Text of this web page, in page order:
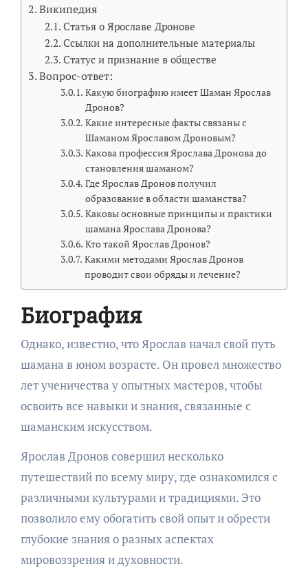
Википедия
Статья о Ярославе Дронове
Ссылки на дополнительные материалы
Статус и признание в обществе
Вопрос-ответ:
Какую биографию имеет Шаман Ярослав
Дронов?
Какие интересные факты связаны с
Шаманом Ярославом Дроновым?
Какова профессия Ярослава Дронова до
становления шаманом?
Где Ярослав Дронов получил
образование в области шаманства?
Каковы основные принципы и практики
шамана Ярослава Дронова?
Кто такой Ярослав Дронов?
Какими методами Ярослав Дронов
проводит свои обряды и лечение?
Биография
Однако, известно, что Ярослав начал свой путь
шамана в юном возрасте. Он провел множество
лет ученичества у опытных мастеров, чтобы
освоить все навыки и знания, связанные с
шаманским искусством.
Ярослав Дронов совершил несколько
путешествий по всему миру, где ознакомился с
различными культурами и традициями. Это
позволило ему обогатить свой опыт и обрести
глубокие знания о разных аспектах
мировоззрения и духовности.